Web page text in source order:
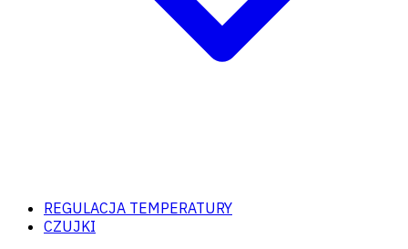
REGULACJA TEMPERATURY
CZUJKI